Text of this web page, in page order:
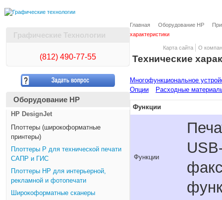
Карта сайта О
Графические Технологии
(812) 490-77-55
Оборудование HP
HP DesignJet
Плоттеры (широкоформатные
принтеры)
Плоттеры Р для технической печати
САПР и ГИС
Плоттеры НР для интерьерной,
рекламной и фотопечати
Широкоформатные сканеры
Главная Оборудование HP
характеристики
Технические
Многофункциональное
Опции
Расходные
Функции
Функции